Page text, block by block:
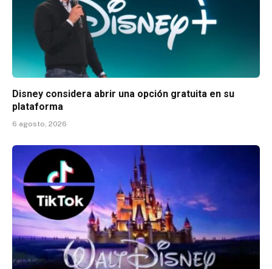
Disney considera abrir una opción gratuita en su
plataforma
6 agosto, 2026